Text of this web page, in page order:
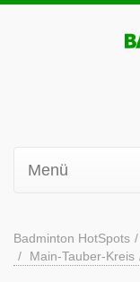
Menü
Badminton HotSpots
Main-Tauber-Kreis